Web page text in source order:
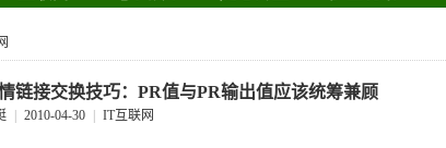
链接交换技巧：PR值与PR输出值应该统筹兼顾
2010-04-30 IT互联网